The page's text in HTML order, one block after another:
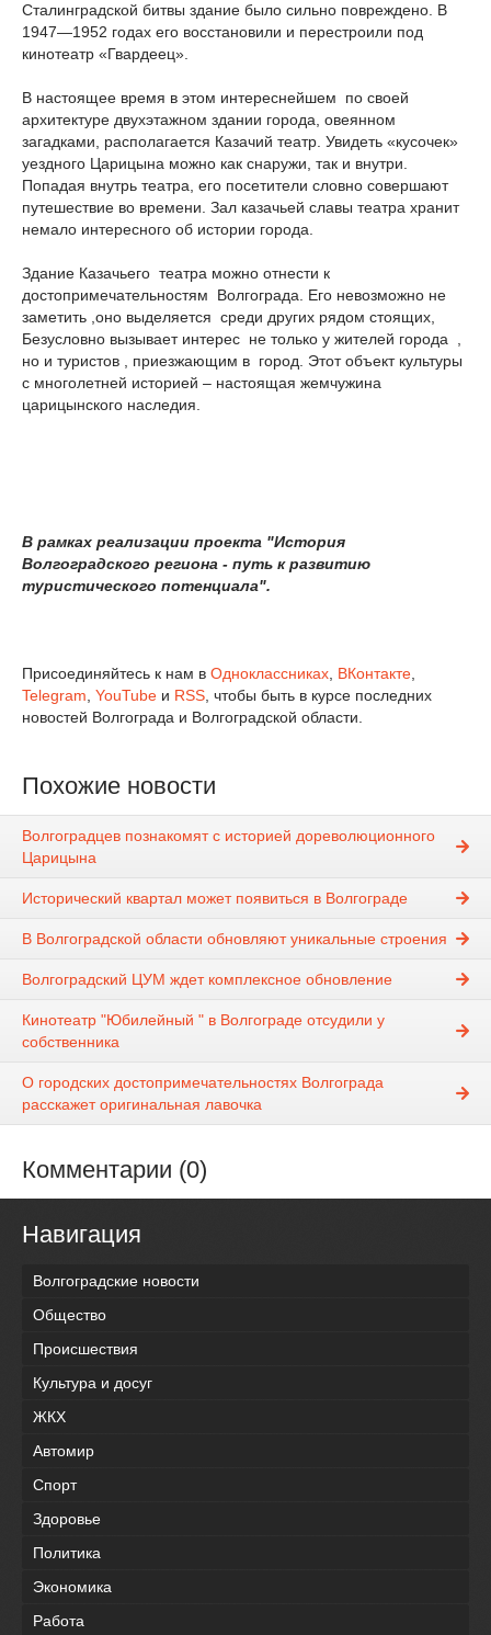
Сталинградской битвы здание было сильно повреждено. В
1947—1952 годах его восстановили и перестроили под
кинотеатр «Гвардеец».
В настоящее время в этом интереснейшем по своей
архитектуре двухэтажном здании города, овеянном
загадками, располагается Казачий театр. Увидеть «кусочек»
уездного Царицына можно как снаружи, так и внутри.
Попадая внутрь театра, его посетители словно совершают
путешествие во времени. Зал казачьей славы театра хранит
немало интересного об истории города.
Здание Казачьего театра можно отнести к
достопримечательностям Волгограда. Его невозможно не
заметить ,оно выделяется среди других рядом стоящих,
Безусловно вызывает интерес не только у жителей города ,
но и туристов , приезжающим в город. Этот объект культуры
с многолетней историей – настоящая жемчужина
царицынского наследия.
В рамках реализации проекта "История
Волгоградского региона - путь к развитию
туристического потенциала".
Присоединяйтесь к нам в Одноклассниках ВКонтакте
Telegram YouTube и RSS , чтобы быть в курсе последних
новостей Волгограда и Волгоградской области.
Похожие новости
Волгоградцев познакомят с историей дореволюционного
Царицына
Исторический квартал может появиться в Волгограде
В Волгоградской области обновляют уникальные строения
Волгоградский ЦУМ ждет комплексное обновление
Кинотеатр "Юбилейный " в Волгограде отсудили у
собственника
О городских достопримечательностях Волгограда
расскажет оригинальная лавочка
Комментарии (0)
Навигация
Волгоградские новости
Общество
Происшествия
Культура и досуг
ЖКХ
Автомир
Спорт
Здоровье
Политика
Экономика
Работа